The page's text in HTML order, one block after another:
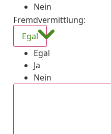
Nein
Fremdvermittlung:
Egal
Egal
Ja
Nein